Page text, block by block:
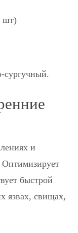
шт)
сургучный.
и
Оптимизирует
быстрой
язвах, свищах,